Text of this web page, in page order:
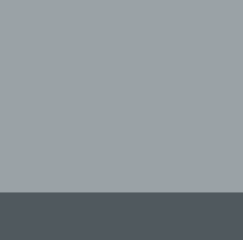
Internetbasierte
sodass ein absoluter
kann. Aus